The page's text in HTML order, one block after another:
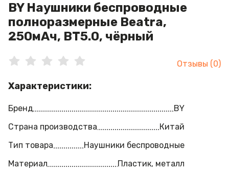
BY Наушники беспроводные
полноразмерные Beatra,
250мАч, BT5.0, чёрный
Отзывы (0)
Характеристики:
Бренд
BY
Страна производства
Китай
Тип товара
Наушники беспроводные
Материал
Пластик, металл